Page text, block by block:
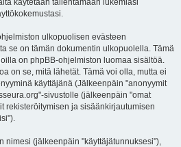
käytetään tallentamaan lukemiasi
ulkopuolisen evästeen
se on tämän dokumentin ulkopuolella. Tämä
on phpBB-ohjelmiston luomaa sisältöä.
on se, mitä lähetät. Tämä voi olla, mutta ei
käyttäjänä (Jälkeenpäin "anonyymit
sivustolle (jälkeenpäin "omat
rekisteröitymisen ja sisäänkirjautumisen
nimesi (jälkeenpäin "käyttäjätunnuksesi"),